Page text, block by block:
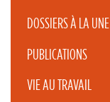
DOSSIERS À LA UNE
PUBLICATIONS
VIE AU TRAVAIL